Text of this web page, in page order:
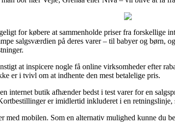
for købere at sammenholde priser fra forskellige
salgsværdien på deres varer – til babyer og børn,
at inspicere nogle få online virksomheder efter
er i tvivl om at indhente den mest betalelige pris.
internet butik afhænder bedst i test varer for en
er imidlertid inkluderet i en retningslinje,
med mobilen. Som en alternativ mulighed kunne du